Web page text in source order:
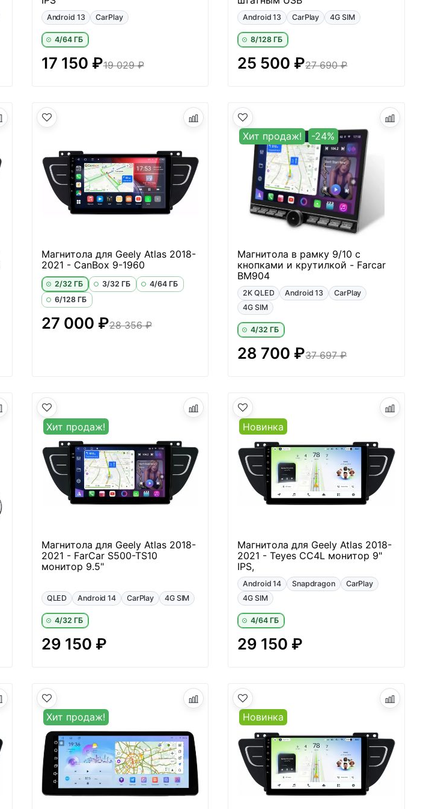
Android 13 CarPlay
4/64 ГБ
19 029 ₽
17 150 ₽
Android 13 CarPlay 4G SIM
8/128 ГБ
27 690 ₽
25 500 ₽
Магнитола для Geely Atlas 2018-
2021 - CanBox 9-1960
2/32 ГБ 3/32 ГБ
4/64 ГБ
6/128 ГБ
27 000 ₽28 356 ₽
Хит продаж! -24%
Магнитола в рамку 9/10 с
кнопками и крутилкой - Farcar
BM904
2K QLED Android 13
CarPlay
4G SIM
4/32 ГБ
37 697 ₽
28 700 ₽
Хит продаж!
Магнитола для Geely Atlas 2018-
2021 - FarCar S500-TS10
монитор 9.5"
QLED Android 14 CarPlay 4G SIM
4/32 ГБ
29 150 ₽
Новинка
Магнитола для Geely Atlas 2018-
2021 - Teyes CC4L монитор 9"
IPS,
Android 14 Snapdragon
CarPlay
4G SIM
4/64 ГБ
29 150 ₽
Хит продаж! Новинка